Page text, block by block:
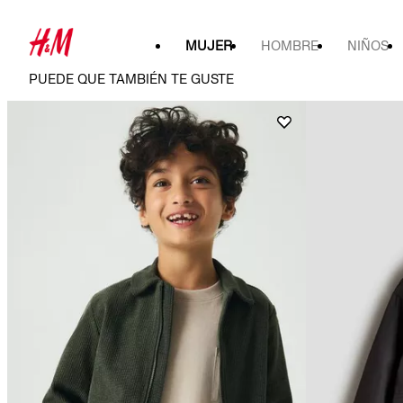
MUJER HOMBRE NIÑOS
PUEDE QUE TAMBIÉN TE GUSTE